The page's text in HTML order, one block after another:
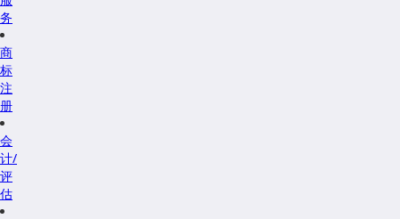
务
商
标
注
册
会
计/
评
估